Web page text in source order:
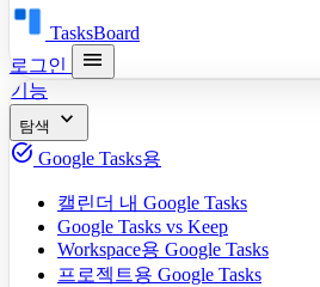
TasksBoard
로그인
menu
기능
탐색
expand_more
task_alt Google Tasks용
캘린더 내 Google Tasks
Google Tasks vs Keep
Workspace용 Google Tasks
프로젝트용 Google Tasks